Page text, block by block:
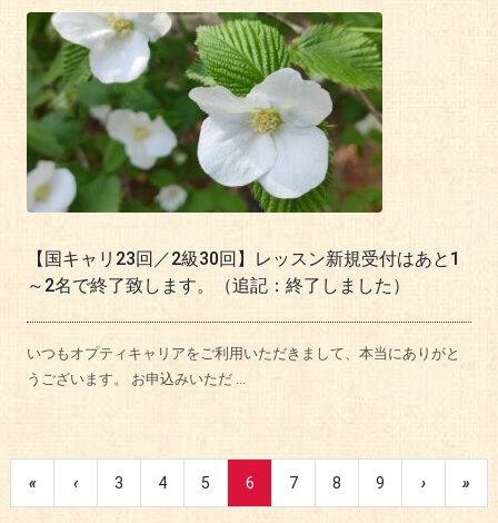
【国キャリ23回／2級30回】レッスン新規受付はあと1
～2名で終了致します。（追記：終了しました）
いつもオプティキャリアをご利用いただきまして、本当にありがと
うございます。 お申込みいただ ...
« ‹ 3 4 5 6 7 8 9 › »